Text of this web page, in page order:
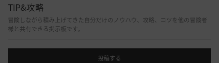
TIP&攻略
冒険しながら積み上げてきた自分だけのノウハウ、攻略、コツを他の冒険者
様と共有できる掲示板です。
投稿する